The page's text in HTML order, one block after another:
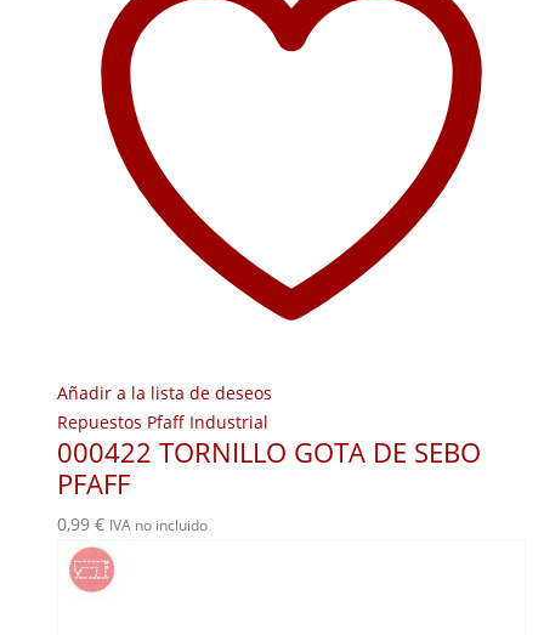
Añadir a la lista de deseos
Repuestos Pfaff Industrial
000422 TORNILLO GOTA DE SEBO
PFAFF
0,99 € IVA no incluido